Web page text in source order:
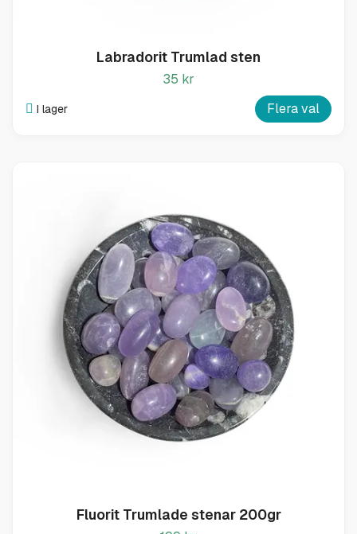
Labradorit Trumlad sten
35 kr
I lager Flera val
Fluorit Trumlade stenar 200gr